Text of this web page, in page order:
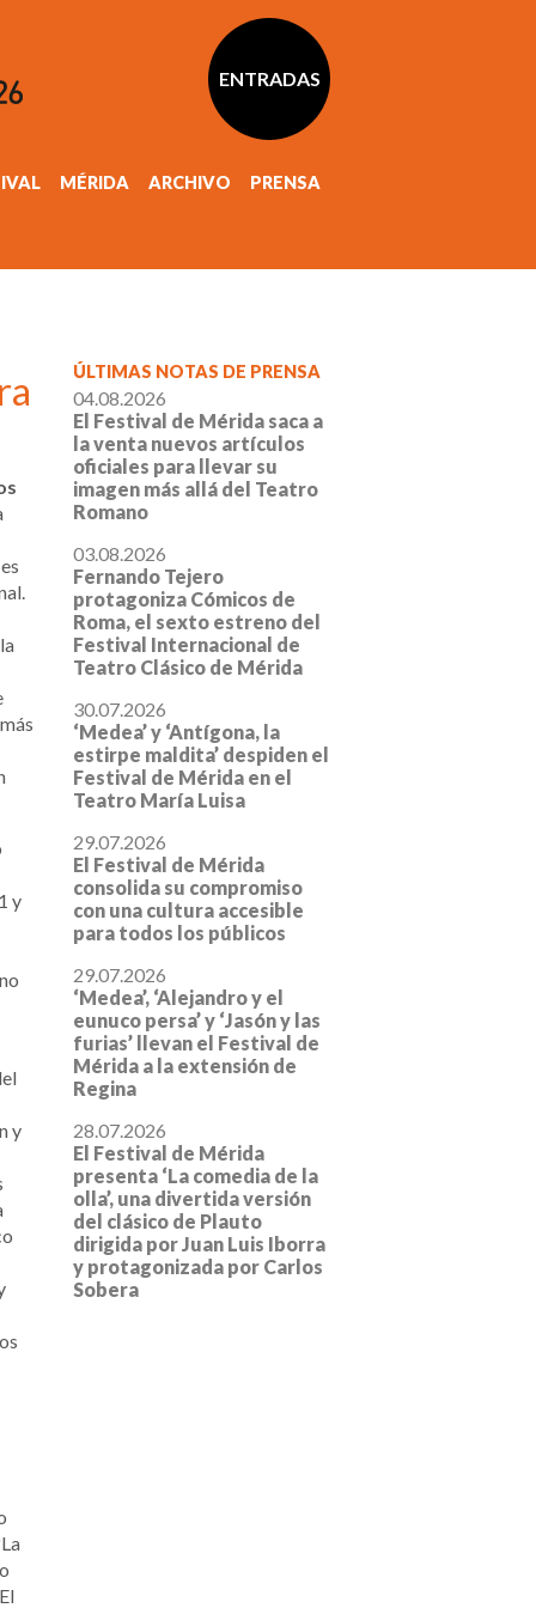
ENTRADAS
MÉRIDA ARCHIVO PRENSA
y
y
ÚLTIMAS NOTAS DE PRENSA
04.08.2026
El Festival de Mérida saca a
la venta nuevos artículos
oficiales para llevar su
imagen más allá del Teatro
Romano
03.08.2026
Fernando Tejero
protagoniza Cómicos de
Roma, el sexto estreno del
Festival Internacional de
Teatro Clásico de Mérida
30.07.2026
‘Medea’ y ‘Antígona, la
estirpe maldita’ despiden el
Festival de Mérida en el
Teatro María Luisa
29.07.2026
El Festival de Mérida
consolida su compromiso
con una cultura accesible
para todos los públicos
29.07.2026
‘Medea’, ‘Alejandro y el
eunuco persa’ y ‘Jasón y las
furias’ llevan el Festival de
Mérida a la extensión de
Regina
28.07.2026
El Festival de Mérida
presenta ‘La comedia de la
olla’, una divertida versión
del clásico de Plauto
dirigida por Juan Luis Iborra
y protagonizada por Carlos
Sobera